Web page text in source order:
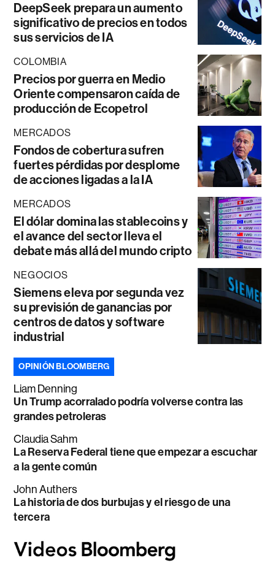
DeepSeek prepara un aumento
significativo de precios en todos
sus servicios de IA
COLOMBIA
Precios por guerra en Medio
Oriente compensaron caída de
producción de Ecopetrol
MERCADOS
Fondos de cobertura sufren
fuertes pérdidas por desplome
de acciones ligadas a la IA
MERCADOS
El dólar domina las stablecoins y
el avance del sector lleva el
debate más allá del mundo cripto
NEGOCIOS
Siemens eleva por segunda vez
su previsión de ganancias por
centros de datos y software
industrial
OPINIÓN BLOOMBERG
Liam Denning
Un Trump acorralado podría volverse contra las
grandes petroleras
Claudia Sahm
La Reserva Federal tiene que empezar a escuchar
a la gente común
John Authers
La historia de dos burbujas y el riesgo de una
tercera